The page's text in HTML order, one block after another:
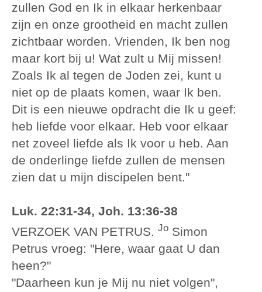
zullen God en Ik in elkaar herkenbaar
zijn en onze grootheid en macht zullen
zichtbaar worden. Vrienden, Ik ben nog
maar kort bij u! Wat zult u Mij missen!
Zoals Ik al tegen de Joden zei, kunt u
niet op de plaats komen, waar Ik ben.
Dit is een nieuwe opdracht die Ik u geef:
heb liefde voor elkaar. Heb voor elkaar
net zoveel liefde als Ik voor u heb. Aan
de onderlinge liefde zullen de mensen
zien dat u mijn discipelen bent."
Luk. 22:31-34, Joh. 13:36-38
VERZOEK VAN PETRUS. Jo Simon
Petrus vroeg: "Here, waar gaat U dan
heen?"
"Daarheen kun je Mij nu niet volgen",